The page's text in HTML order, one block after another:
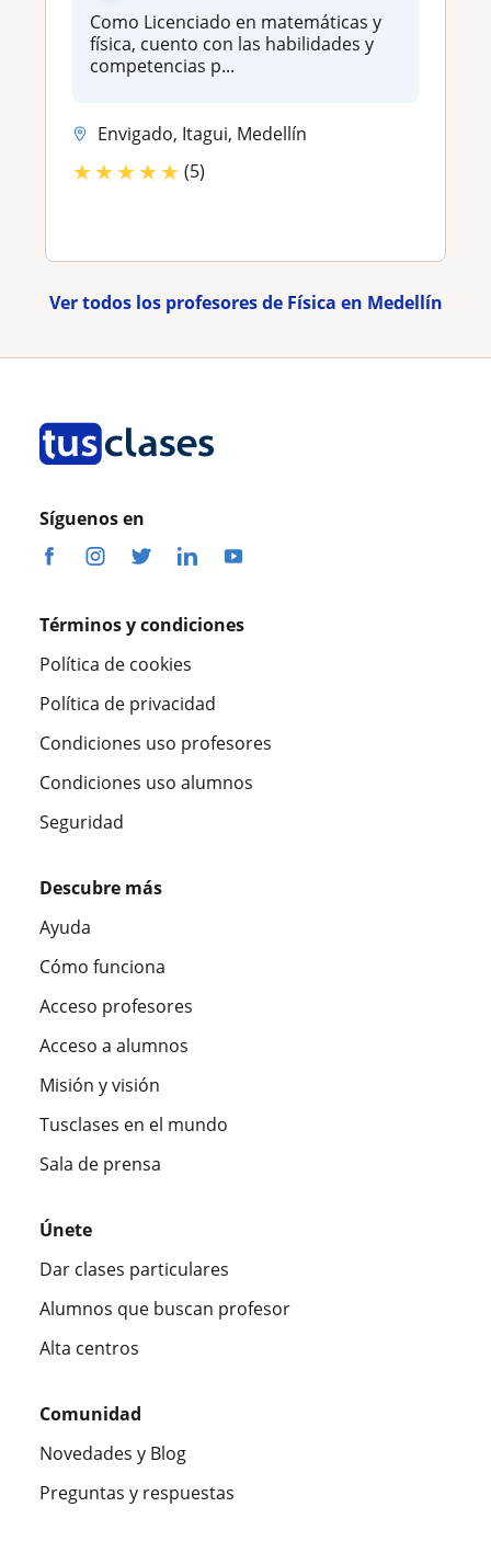
Como Licenciado en matemáticas y
física, cuento con las habilidades y
competencias p...
Envigado, Itagui, Medellín
★★★★★ (5)
Ver todos los profesores de Física en Medellín
Síguenos en
Términos y condiciones
Política de cookies
Política de privacidad
Condiciones uso profesores
Condiciones uso alumnos
Seguridad
Descubre más
Ayuda
Cómo funciona
Acceso profesores
Acceso a alumnos
Misión y visión
Tusclases en el mundo
Sala de prensa
Únete
Dar clases particulares
Alumnos que buscan profesor
Alta centros
Comunidad
Novedades y Blog
Preguntas y respuestas